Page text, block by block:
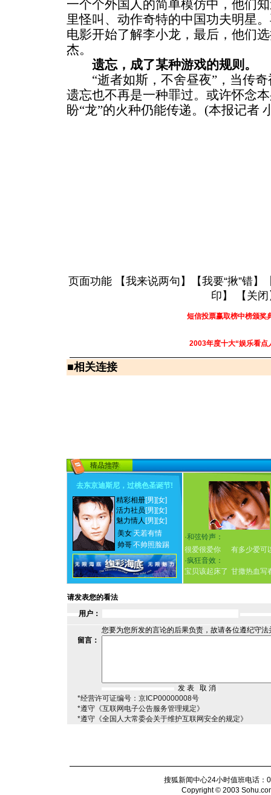
一个个外国人的简单模仿中，他们
里怪叫、动作奇特的中国功夫明星
电影开始了解李小龙，最后，他们
杰。
遗忘，成了某种游戏的规则。
“逝者如斯，不舍昼夜”，当传奇
遗忘也不再是一种罪过。或许怀念
盼“龙”的火种仍能传递。(本报记者
页面功能 【我来说两句 】【我要“揪”错】
印 】 【 关闭
短信投票赢取榜中榜颁奖
2003年度十大“娱乐看点
■相关连接
去东京迪斯尼，过桃色圣诞节!
精彩相册[男] [女]
活力社员 [男] [女]
魅力情人 [男] [女]
美女 天若有情
帅哥不帅照脸踢
·和弦铃声：
很爱很爱你
有多少爱可
·疯狂音效：
宝贝该起床了 甘撒热血写
请发表您的看法
用户：
您要为您所发的言论的后果负责，故请各位遵纪守
留言：
*经营许可证编号：京ICP00000008号
*遵守《互联网电子公告服务管理规定》
*遵守《全国人大常委会关于维护互联网安全的规定》
搜狐新闻中心24小时值班电话
Copyright © 2003